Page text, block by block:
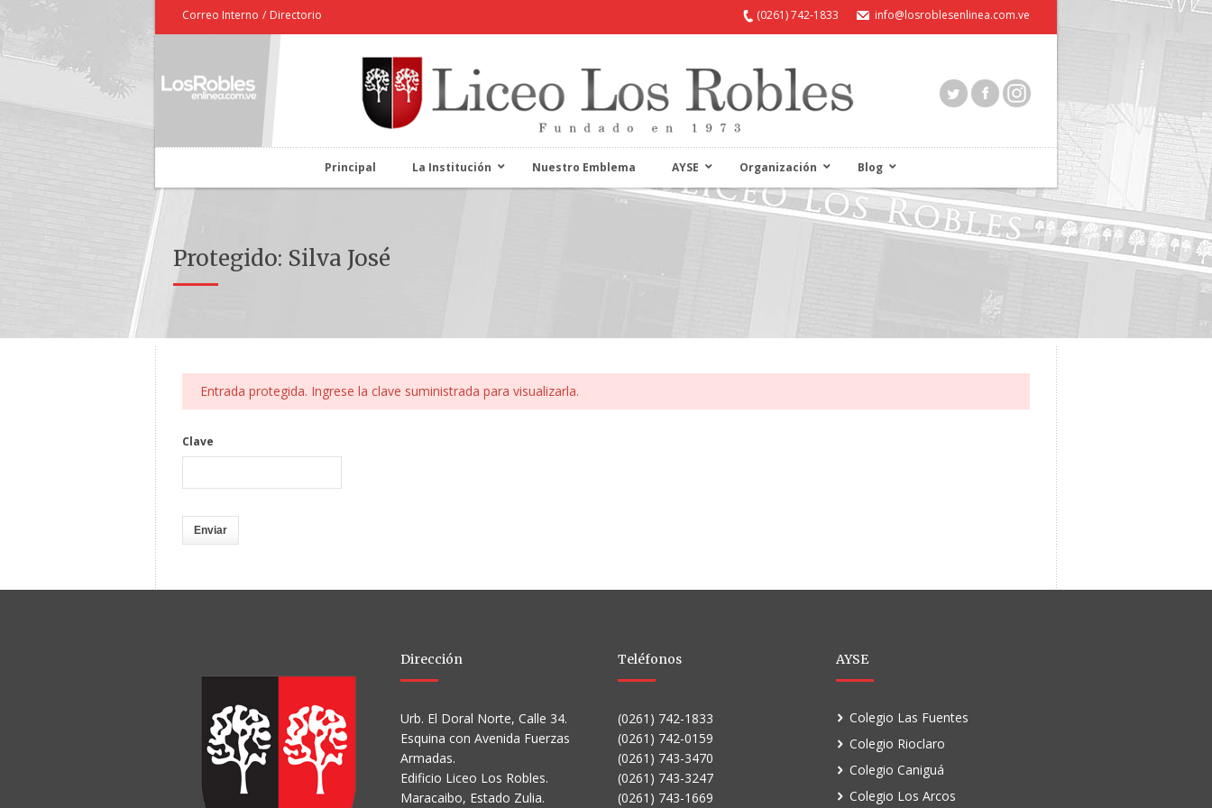
Correo Interno / Directorio (0261) 742-1833 info@losroblesenlinea.com.ve
Principal La Institución Nuestro Emblema AYSE Organización Blog
Protegido: Silva José
Entrada protegida. Ingrese la clave suministrada para visualizarla.
Clave
Dirección
Urb. El Doral Norte, Calle 34.
Esquina con Avenida Fuerzas
Armadas.
Edificio Liceo Los Robles.
Maracaibo, Estado Zulia.
Teléfonos
(0261) 742-1833
(0261) 742-0159
(0261) 743-3470
(0261) 743-3247
(0261) 743-1669
AYSE
Colegio Las Fuentes
Colegio Rioclaro
Colegio Caniguá
Colegio Los Arcos